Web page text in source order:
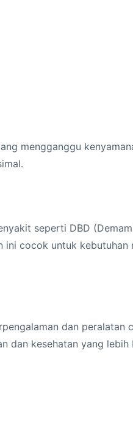
mengganggu
seperti DBD
ini cocok untuk kebutuhan
dan peralatan
dan kesehatan yang lebih